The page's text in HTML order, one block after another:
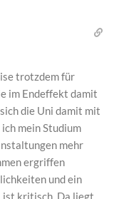
trotzdem für
im Endeffekt damit
die Uni damit mit
mein Studium
mehr
ergriffen
und ein
ist kritisch. Da liegt